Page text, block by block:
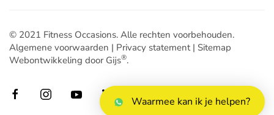
Waarmee kan ik je helpen?
© 2021 Fitness Occasions. Alle rechten voorbehouden.
Algemene voorwaarden | Privacy statement| Sitemap
Webontwikkeling door Gijs®.